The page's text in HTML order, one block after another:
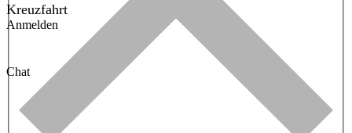
Kreuzfahrt
Anmelden
Chat